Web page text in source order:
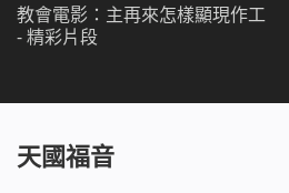
教會電影：主再來怎樣顯現作工
- 精彩片段
天國福音